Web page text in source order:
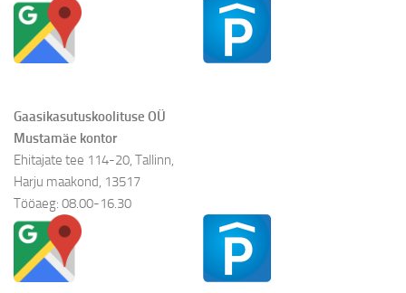
Gaasikasutuskoolituse OÜ
Mustamäe kontor
Ehitajate tee 114-20, Tallinn,
Harju maakond, 13517
Tööaeg: 08.00-16.30